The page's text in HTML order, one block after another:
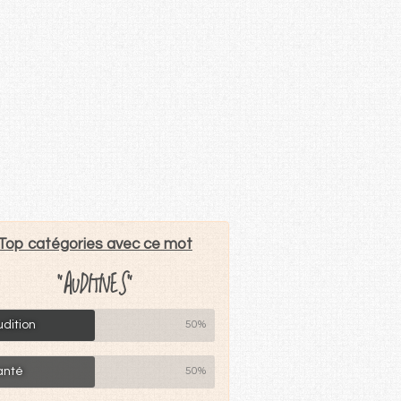
catégories avec ce mot
"AUDITIVES"
50%
50%